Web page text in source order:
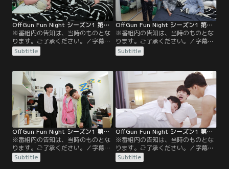
OffGun Fun Night シーズン1 第01話／字幕
※番組内の告知は、当時のものとな
ります。ご了承ください。／字幕／
シーズン1 第1話／記念すべき初回の
ゲストはクリス。仲の良い3人のプ
スとガンのコスプレ姿も！最後はク
リスがハマっているという物語作り
で謎の名作が誕生！？
Subtitle
OffGun Fun Night シーズン1 第02話／字幕
※番組内の告知は、当時のものとな
ります。ご了承ください。／字幕／
シーズン1 第2話／ゲストはシント
ー。プライベートトークに始まり、
とガンが対決！敗者には罰ゲームも
あり、白熱する対決の途中でなんと
クリスも乱入！
Subtitle
OffGun Fun Night シーズン1 第03話／字幕
※番組内の告知は、当時のものとな
ります。ご了承ください。／字幕／
シーズン1 第3話／かつてオフとルー
ムシェアをしていたテーがゲストで
Subtitle
OffGun Fun Night シーズン1 第04話／字幕
※番組内の告知は、当時のものとな
ります。ご了承ください。／字幕／
シーズン1 第4話／ガイ＆ナムモン、
クリス＆シントー、オージュン＆フ
Subtitle